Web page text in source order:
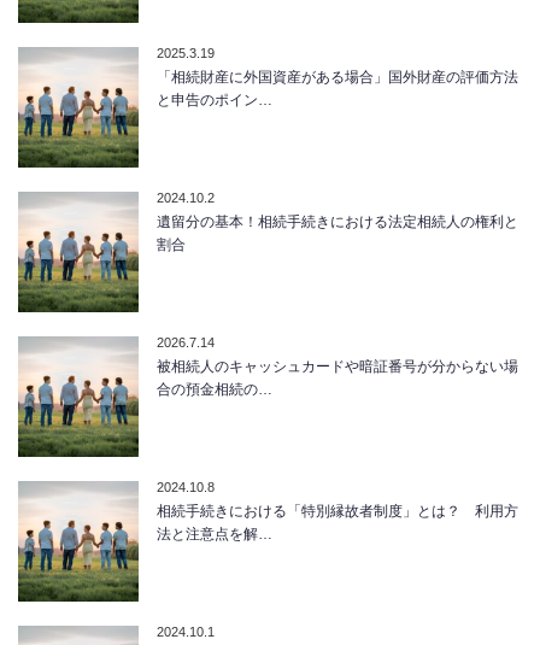
2025.3.19
「相続財産に外国資産がある場合」国外財産の評価方法
と申告のポイン…
2024.10.2
遺留分の基本！相続手続きにおける法定相続人の権利と
割合
2026.7.14
被相続人のキャッシュカードや暗証番号が分からない場
合の預金相続の…
2024.10.8
相続手続きにおける「特別縁故者制度」とは？ 利用方
法と注意点を解…
2024.10.1